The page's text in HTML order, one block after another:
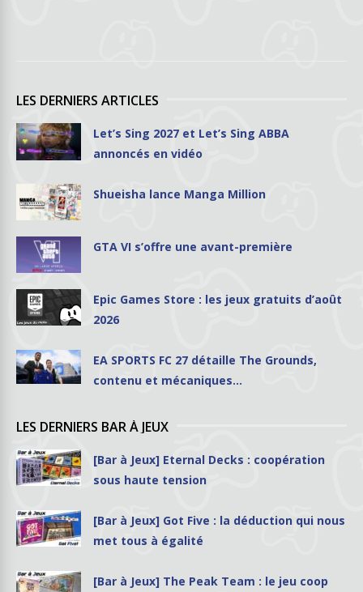
LES DERNIERS ARTICLES
Let’s Sing 2027 et Let’s Sing ABBA
annoncés en vidéo
Shueisha lance Manga Million
GTA VI s’offre une avant-première
Epic Games Store : les jeux gratuits d’août
2026
EA SPORTS FC 27 détaille The Grounds,
contenu et mécaniques…
LES DERNIERS BAR À JEUX
[Bar à Jeux] Eternal Decks : coopération
sous haute tension
[Bar à Jeux] Got Five : la déduction qui nous
met tous à égalité
[Bar à Jeux] The Peak Team : le jeu coop